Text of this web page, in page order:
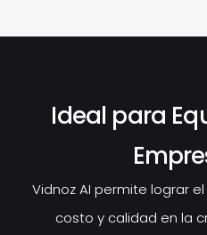
Ideal para
Vidnoz AI permite lograr
costo y calidad en la